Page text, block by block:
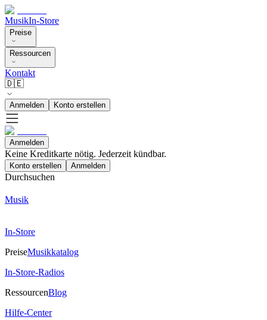
MusikIn-Store
Preise
Ressourcen
Kontakt
🇩🇪
Anmelden Konto erstellen
Anmelden
Keine Kreditkarte nötig. Jederzeit kündbar.
Konto erstellen Anmelden
Durchsuchen
Musik
In-Store
PreiseMusikkatalog
In-Store-Radios
RessourcenBlog
Hilfe-Center